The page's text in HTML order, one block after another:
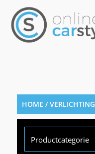
HOME /VERLICHTING
Productcategorie